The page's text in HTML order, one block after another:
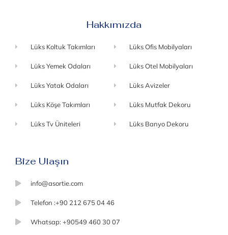
Hakkımızda
Lüks Koltuk Takımları
Lüks Yemek Odaları
Lüks Yatak Odaları
Lüks Köşe Takımları
Lüks Tv Üniteleri
Lüks Ofis Mobilyaları
Lüks Otel Mobilyaları
Lüks Avizeler
Lüks Mutfak Dekoru
Lüks Banyo Dekoru
Bize Ulaşın
info@asortie.com
Telefon :+90 212 675 04 46
Whatsap: +90549 460 30 07